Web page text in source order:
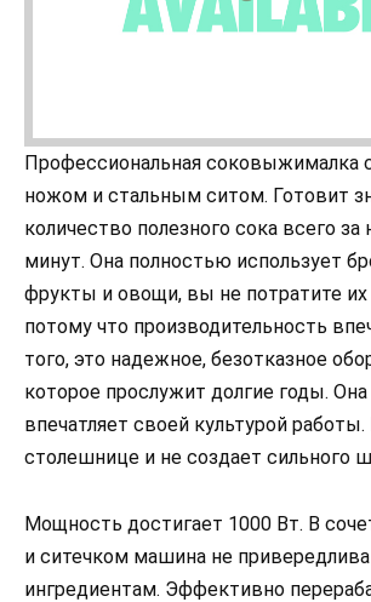
Профессиональная соковыжималка
ножом и стальным ситом. Готовит
количество полезного сока всего за
минут. Она полностью использует
фрукты и овощи, вы не потратите
потому что производительность
того, это надежное, безотказное
которое прослужит долгие годы.
впечатляет своей культурой
столешнице и не создает сильного
Мощность достигает 1000 Вт. В
и ситечком машина не
ингредиентам. Эффективно